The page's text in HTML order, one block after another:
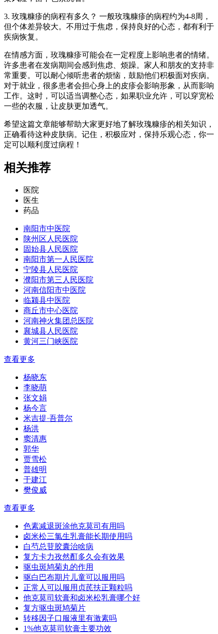
3. 玫瑰糠疹的病程有多久？ 一般玫瑰糠疹的病程约为4-8周，
但个体差异较大。不用过于焦虑，保持良好的心态，都有利于
疾病恢复。
在情感方面，玫瑰糠疹可能会在一定程度上影响患者的情绪。
许多患者在发病期间会感到焦虑、烦躁。家人和朋友的支持非
常重要。可以耐心倾听患者的烦恼，鼓励他们积极面对疾病。
对于就业，很多患者会担心身上的皮疹会影响形象，从而影响
工作。这时，可以适当调整心态，如果职业允许，可以穿宽松
一些的衣服，让皮肤更加透气。
希望这篇文章能够帮助大家更好地了解玫瑰糠疹的相关知识，
正确看待这种皮肤病。记住，积极应对，保持乐观心态，你一
定可以顺利度过病程！
相关推荐
医院
医生
药品
南阳市中医院
陕州区人民医院
固始县人民医院
南阳市第一人民医院
宁陵县人民医院
濮阳市第三人民医院
河南信阳市中医院
临颍县中医院
商丘市中心医院
河南神火集团总医院
襄城县人民医院
黄河三门峡医院
查看更多
杨晓东
李晓萌
张文娟
杨今言
米吉提·吾普尔
杨洪
窦清惠
郭华
贾雪松
普雄明
于建江
樊俊威
查看更多
色素减退斑涂他克莫司有用吗
卤米松三氯生乳膏能长期使用吗
白芍总苷胶囊治啥病
复方卡力孜然酊多久会有效果
驱虫斑鸠菊丸的作用
驱白巴布期片儿童可以服用吗
正常人可以服用贞芪扶正颗粒吗
他克莫司软膏和卤米松乳膏哪个好
复方驱虫斑鸠菊片
转移因子口服液里有激素吗
1%他克莫司软膏主要功效